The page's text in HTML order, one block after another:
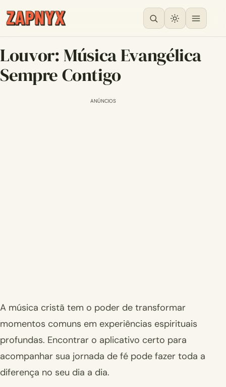
Louvor: Música Evangélica
Sempre Contigo
ANÚNCIOS
A música cristã tem o poder de transformar
momentos comuns em experiências espirituais
profundas. Encontrar o aplicativo certo para
acompanhar sua jornada de fé pode fazer toda a
diferença no seu dia a dia.